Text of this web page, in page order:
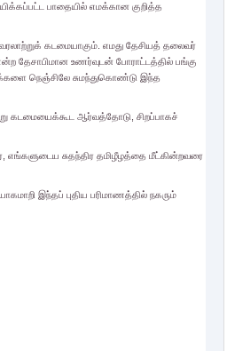
பாதையில் எமக்கான குறித்த
கடமையாகும். எமது தேசியத் தலைவர்
தேசாபிமான உணர்வுடன் போராட்டத்தில் பங்கு
நெஞ்சிலே சுமந்துகொண்டு இந்த
கடமையைக்கூட ஆர்வத்தோடு, சிறப்பாகச்
சுதந்திர தமிழீழத்தை மீட்கின்றவரை
இந்தப் புதிய பரிமாணத்தில் நகரும்